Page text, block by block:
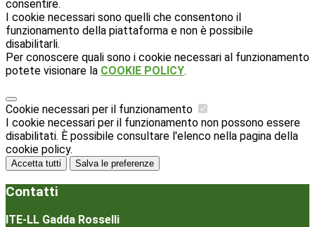
consentire.
I cookie necessari sono quelli che consentono il
funzionamento della piattaforma e non è possibile
disabilitarli.
Per conoscere quali sono i cookie necessari al funzionamento
potete visionare la COOKIE POLICY.
Cookie necessari per il funzionamento
I cookie necessari per il funzionamento non possono essere
disabilitati. È possibile consultare l'elenco nella pagina della
cookie policy.
Accetta tutti Salva le preferenze
Contatti
ITE-LL Gadda Rosselli